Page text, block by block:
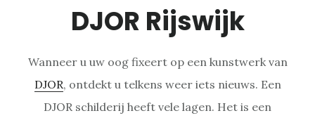
DJOR Rijswijk
Wanneer u uw oog fixeert op een kunstwerk van
DJOR, ontdekt u telkens weer iets nieuws. Een
DJOR schilderij heeft vele lagen. Het is een